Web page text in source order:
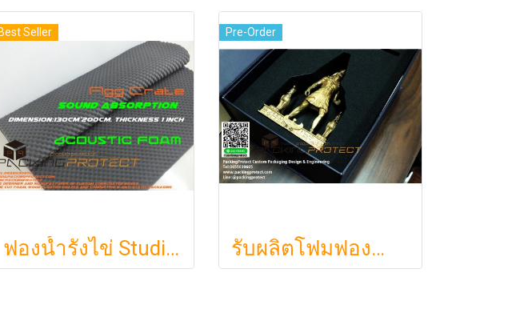
Best Seller
ฟองน้ำรังไข่ Studiofoam แผ่นซับเสียงห้อง แผ่นซับเสียงรังไข่ แผ่นซับเสียงรังไข่ Acoustic foam สีเทาดำขนาดใหญ่ 125*200ซม.หนา1นิ้วราคา290บาท
Pre-Order
รับผลิตโฟมฟองน้ำกันกระแทกรับออกแบบบรรจุภัณฑ์โมเดล art toy ต่างๆ